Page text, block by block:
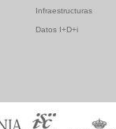
Infraestructuras
Datos I+D+i